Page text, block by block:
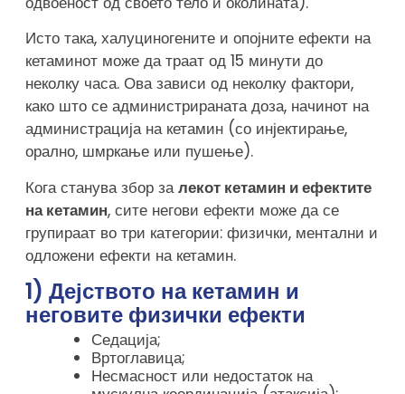
Исто така, халуциногените и опојните ефекти на
кетаминот може да траат од 15 минути до
неколку часа. Ова зависи од неколку фактори,
како што се администрираната доза, начинот на
администрација на кетамин (со инјектирање,
орално, шмркање или пушење).
Кога станува збор залекот кетамин и ефектите
на кетамин, сите негови ефекти може да се
групираат во три категории: физички, ментални и
одложени ефекти на кетамин.
1) Дејството на кетамин и
неговите физички ефекти
Седација;
Вртоглавица;
Несмасност или недостаток на